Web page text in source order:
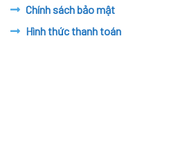
Chính sách bảo mật
Hình thức thanh toán